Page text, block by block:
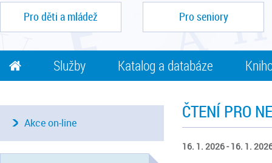
Pro děti a mládež Pro seniory
Služby Katalog a databáze
ČTENÍ PRO
16. 1. 2026 - 16. 1.
Akce on-line